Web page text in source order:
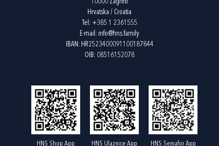
10000 Zagreb
Hrvatska / Croatia
Tel: +385 1 2361555
E-mail: info@hns.family
IBAN: HR2523400091100187844
OIB: 08516152078
HNS Shop App HNS Ulaznice App HNS Semafor App